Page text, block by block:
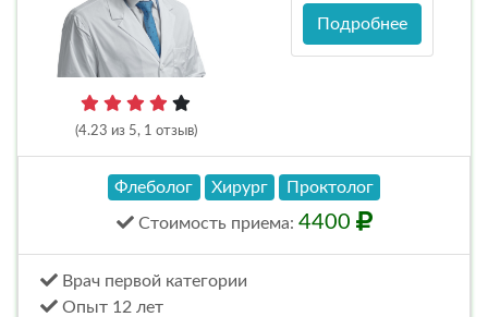
(4.23 из 5, 1 отзыв)
Подробнее
Флеболог Хирург Проктолог
Стоимость приема: 4400
Врач первой категории
Опыт 12 лет